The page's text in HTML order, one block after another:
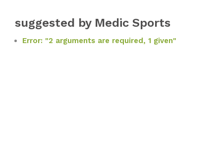
suggested by Medic Sports
Error: "2 arguments are required, 1 given"